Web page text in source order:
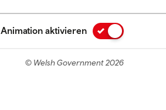
Animation aktivieren
© Welsh Government 2026